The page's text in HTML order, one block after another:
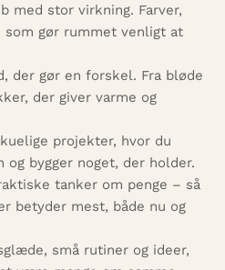
med stor virkning. Farver,
gør rummet venligt at
der gør en forskel. Fra bløde
der giver varme og
projekter, hvor du
bygger noget, der holder.
tanker om penge – så
betyder mest, både nu og
små rutiner og ideer,